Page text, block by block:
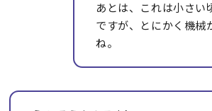
あとは、これは小さい
ですが、とにかく機械
ね。